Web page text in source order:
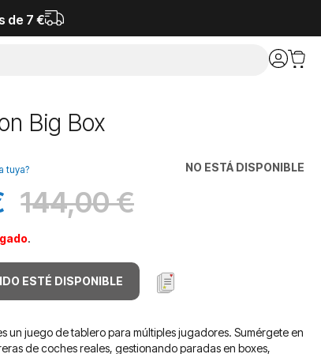
de 7 €
Big Box
NO ESTÁ DISPONIBLE
tuya?
Antes
144,00 €
.
ESTÉ DISPONIBLE
un juego de tablero para múltiples jugadores. Sumérgete en
de coches reales, gestionando paradas en boxes,